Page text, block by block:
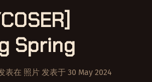
Spring
表在 照片 发表于 30 May 2024